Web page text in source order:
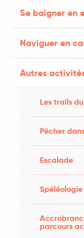
Se baigner en
Naviguer en
Autres
Les trails
Pêcher
Escalade
Spéléologie
parcours